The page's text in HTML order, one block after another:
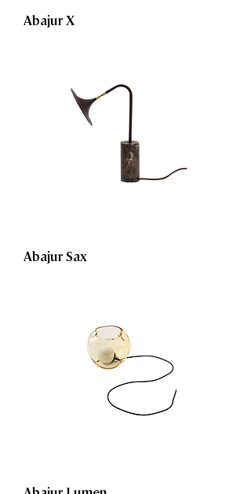
Abajur X
Abajur Sax